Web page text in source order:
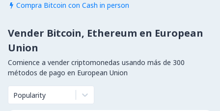
 Compra Bitcoin con Cash in person
Vender Bitcoin, Ethereum en European
Union
Comience a vender criptomonedas usando más de 300
métodos de pago en European Union
Popularity